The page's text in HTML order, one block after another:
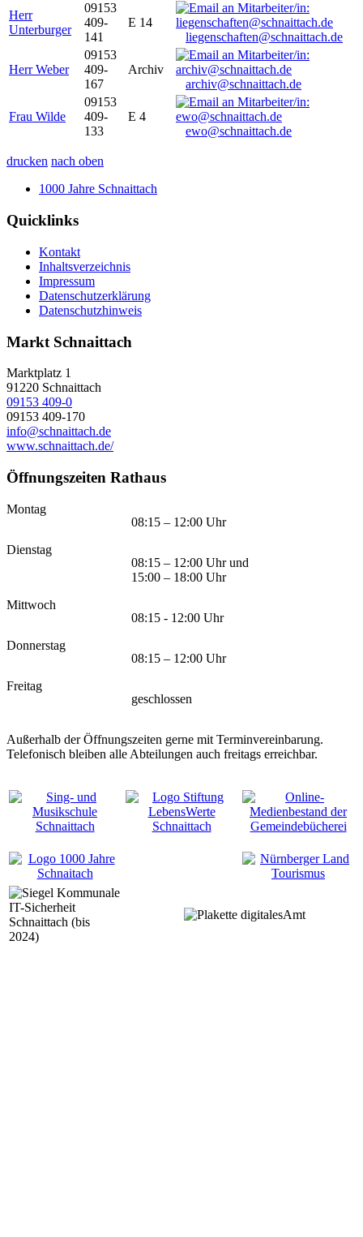
Herr
Unterburger
09153
409-
141
E 14
liegenschaften@schnaittach.de
Herr Weber
09153
409-
167
Archiv
archiv@schnaittach.de
Frau Wilde
09153
409-
133
E 4
ewo@schnaittach.de
drucken nach oben
1000 Jahre Schnaittach
Quicklinks
Kontakt
Inhaltsverzeichnis
Impressum
Datenschutzerklärung
Datenschutzhinweis
Markt Schnaittach
Marktplatz 1
91220 Schnaittach
09153 409-0
09153 409-170
info@schnaittach.de
www.schnaittach.de/
Öffnungszeiten Rathaus
Montag
08:15 – 12:00 Uhr
Dienstag
08:15 – 12:00 Uhr und
15:00 – 18:00 Uhr
Mittwoch
08:15 - 12:00 Uhr
Donnerstag
08:15 – 12:00 Uhr
Freitag
geschlossen
Außerhalb der Öffnungszeiten gerne mit Terminvereinbarung.
Telefonisch bleiben alle Abteilungen auch freitags erreichbar.